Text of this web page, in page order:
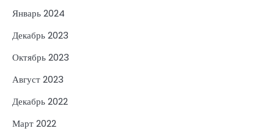
Январь 2024
Декабрь 2023
Октябрь 2023
Август 2023
Декабрь 2022
Март 2022